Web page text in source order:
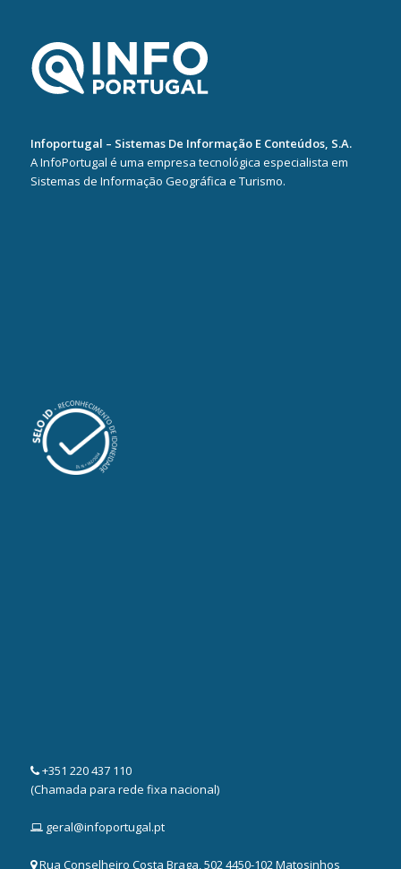
Infoportugal – Sistemas De Informação E Conteúdos, S.A.
A InfoPortugal é uma empresa tecnológica especialista em
Sistemas de Informação Geográfica e Turismo.
+351 220 437 110
(Chamada para rede fixa nacional)
geral@infoportugal.pt
Rua Conselheiro Costa Braga, 502 4450-102 Matosinhos